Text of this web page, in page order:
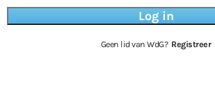
Geen lid van WdG? Registreer